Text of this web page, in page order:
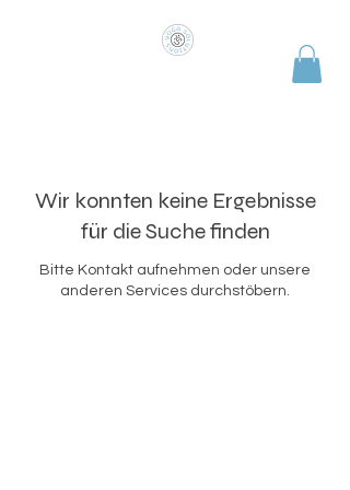
Wir konnten keine Ergebnisse
für die Suche finden
Bitte Kontakt aufnehmen oder unsere
anderen Services durchstöbern.